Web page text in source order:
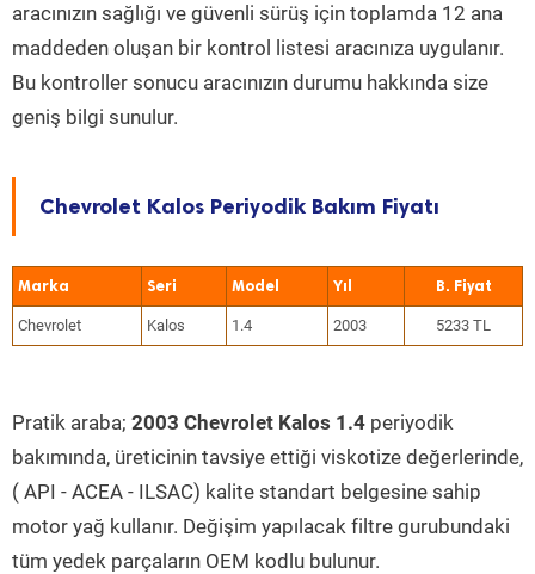
aracınızın sağlığı ve güvenli sürüş için toplamda 12 ana
maddeden oluşan bir kontrol listesi aracınıza uygulanır.
Bu kontroller sonucu aracınızın durumu hakkında size
geniş bilgi sunulur.
Chevrolet Kalos Periyodik Bakım Fiyatı
Marka Seri Model Yıl
Chevrolet Kalos 1.4 2003 5233 TL
Pratik araba; 2003 Chevrolet Kalos 1.4 periyodik
bakımında, üreticinin tavsiye ettiği viskotize değerlerinde,
( API - ACEA - ILSAC) kalite standart belgesine sahip
motor yağ kullanır. Değişim yapılacak filtre gurubundaki
tüm yedek parçaların OEM kodlu bulunur.